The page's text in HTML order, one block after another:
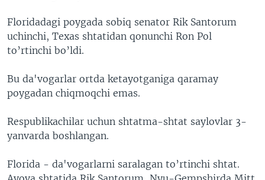
Floridadagi poygada sobiq senator Rik Santorum
uchinchi, Texas shtatidan qonunchi Ron Pol
to’rtinchi bo’ldi.
Bu da'vogarlar ortda ketayotganiga qaramay
poygadan chiqmoqchi emas.
Respublikachilar uchun shtatma-shtat saylovlar 3-
yanvarda boshlangan.
Florida - da'vogarlarni saralagan to’rtinchi shtat.